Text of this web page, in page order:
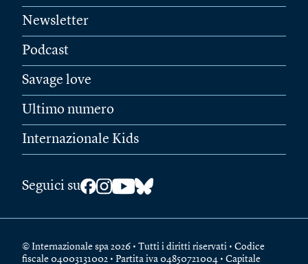
Newsletter
Podcast
Savage love
Ultimo numero
Internazionale Kids
Seguici su
© Internazionale spa 2026 • Tutti i diritti riservati • Codice
fiscale 04003131002 • Partita iva 04850721004 • Capitale